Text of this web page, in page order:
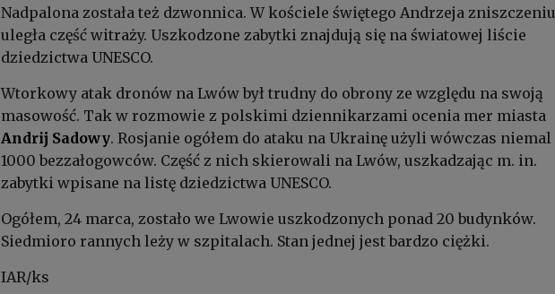
Nadpalona została też dzwonnica. W kościele świętego Andrzeja zniszczeniu
uległa część witraży. Uszkodzone zabytki znajdują się na światowej liście
dziedzictwa UNESCO.
Wtorkowy atak dronów na Lwów był trudny do obrony ze względu na swoją
masowość. Tak w rozmowie z polskimi dziennikarzami ocenia mer miasta
Andrij Sadowy. Rosjanie ogółem do ataku na Ukrainę użyli wówczas niemal
1000 bezzałogowców. Część z nich skierowali na Lwów, uszkadzając m. in.
zabytki wpisane na listę dziedzictwa UNESCO.
Ogółem, 24 marca, zostało we Lwowie uszkodzonych ponad 20 budynków.
Siedmioro rannych leży w szpitalach. Stan jednej jest bardzo ciężki.
IAR/ks